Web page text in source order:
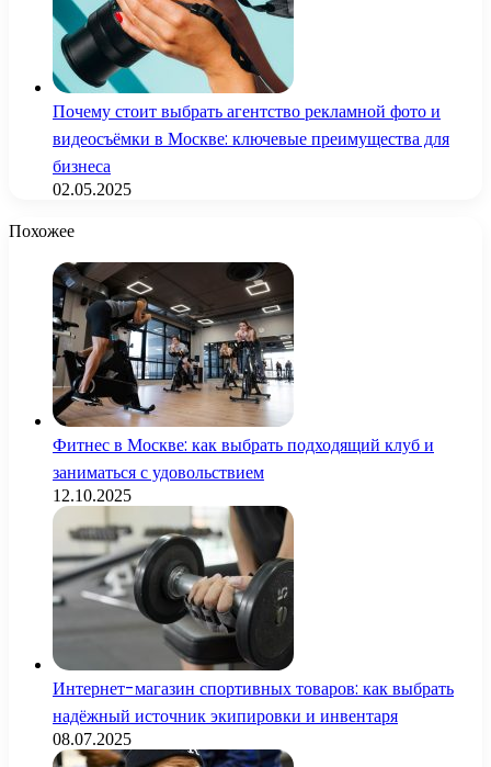
Почему стоит выбрать агентство рекламной фото и
видеосъёмки в Москве: ключевые преимущества для
бизнеса
02.05.2025
Похожее
Фитнес в Москве: как выбрать подходящий клуб и
заниматься с удовольствием
12.10.2025
Интернет-магазин спортивных товаров: как выбрать
надёжный источник экипировки и инвентаря
08.07.2025